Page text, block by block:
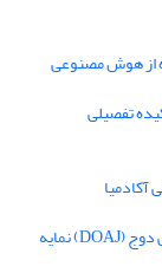
از هوش مصنوعی
تفصیلی
فصلنامه علمی "علوم و فنون نظامی" در پایگاه بین المللی دوج (DOAJ) نمایه